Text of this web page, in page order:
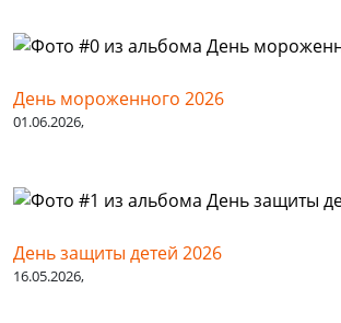
День мороженного 2026
01.06.2026,
День защиты детей 2026
16.05.2026,